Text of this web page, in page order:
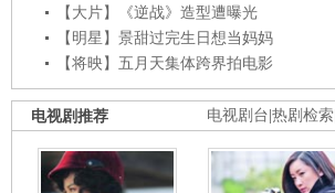
【大片】《逆战》造型遭曝光
【明星】景甜过完生日想当妈妈
【将映】五月天集体跨界拍电影
电视剧台 热剧检索
电视剧推荐